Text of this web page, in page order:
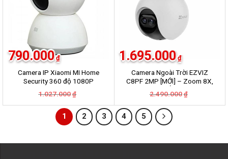
Camera IP Xiaomi MI Home
Security 360 độ 1080P
BHR4885GL/
QDJ4058GL/QDJ4041GL
1.027.000 ₫
là:
1.027.000₫.
790.000 ₫
tại
là:
790.000₫.
Camera Ngoài Trời EZVIZ
C8PF 2MP [MỚI] – Zoom 8X,
Xoay 360, Ống kính kép
2.490.000 ₫
là:
1.695.000 ₫
tại
1 2 3 4 5